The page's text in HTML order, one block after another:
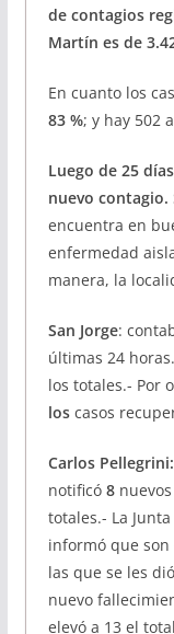
de contagios
Martín es de
En cuanto los
83 %; y hay 502
Luego de 25
nuevo contagio.
encuentra en
enfermedad
manera, la
San Jorge:
últimas 24
los totales.- Por
los casos
Carlos Pellegrini:
notificó 8
totales.- La
informó que son
las que se les
nuevo
elevó a 13 el